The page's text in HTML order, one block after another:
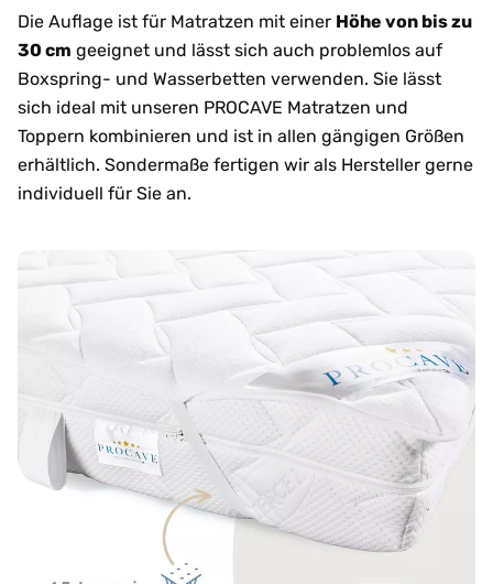
Die Auflage ist für Matratzen mit einer Höhe von bis zu
30 cm geeignet und lässt sich auch problemlos auf
Boxspring- und Wasserbetten verwenden. Sie lässt
sich ideal mit unseren PROCAVE Matratzen und
Toppern kombinieren und ist in allen gängigen Größen
erhältlich. Sondermaße fertigen wir als Hersteller gerne
individuell für Sie an.